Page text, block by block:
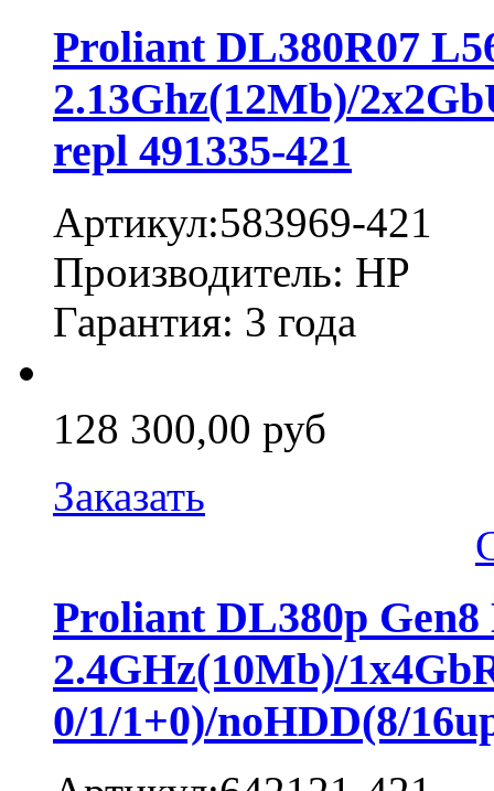
Proliant DL380R07
2.13Ghz(12Mb)/
repl 491335-421
Артикул:583969-421
Производитель: HP
Гарантия: 3 года
128 300,00 руб
Заказать
Proliant DL380p Gen8
2.4GHz(10Mb)/
0/1/1+0)/noHDD(8/